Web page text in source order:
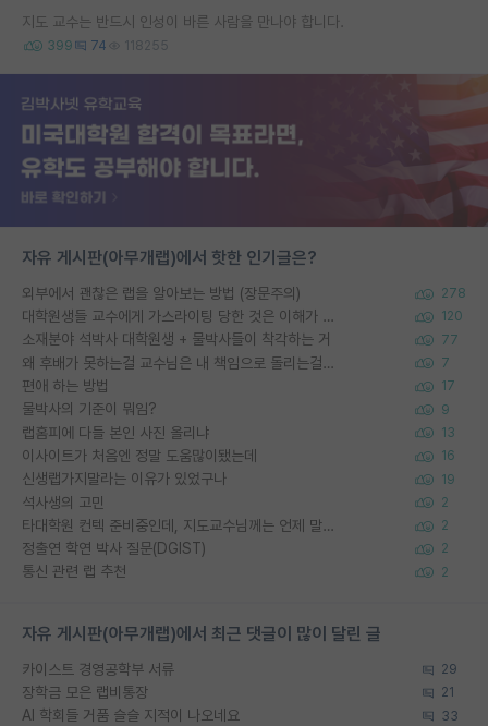
지도 교수는 반드시 인성이 바른 사람을 만나야 합니다.
399 74 118255
자유 게시판(아무개랩)에서 핫한 인기글은?
외부에서 괜찮은 랩을 알아보는 방법 (장문주의) 278
대학원생들 교수에게 가스라이팅 당한 것은 이해가 갑니다. 안타깝네요. 120
소재분야 석박사 대학원생 + 물박사들이 착각하는 거 77
왜 후배가 못하는걸 교수님은 내 책임으로 돌리는걸까요? 7
편애 하는 방법 17
물박사의 기준이 뭐임? 9
랩홈피에 다들 본인 사진 올리냐 13
이사이트가 처음엔 정말 도움많이됐는데 16
신생랩가지말라는 이유가 있었구나 19
석사생의 고민 2
타대학원 컨텍 준비중인데, 지도교수님께는 언제 말씀드려야 할까요? 2
정출연 학연 박사 질문(DGIST) 2
통신 관련 랩 추천 2
자유 게시판(아무개랩)에서 최근 댓글이 많이 달린 글
카이스트 경영공학부 서류 29
장학금 모은 랩비통장 21
AI 학회들 거품 슬슬 지적이 나오네요 33